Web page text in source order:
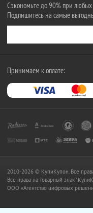
Сэкономьте до 90% при любых
Подпишитесь на самые
Принимаем к оплате:
2010-2026 © КупиКупон. Все
Все права на товарный знак
OOO «Агентство цифровых